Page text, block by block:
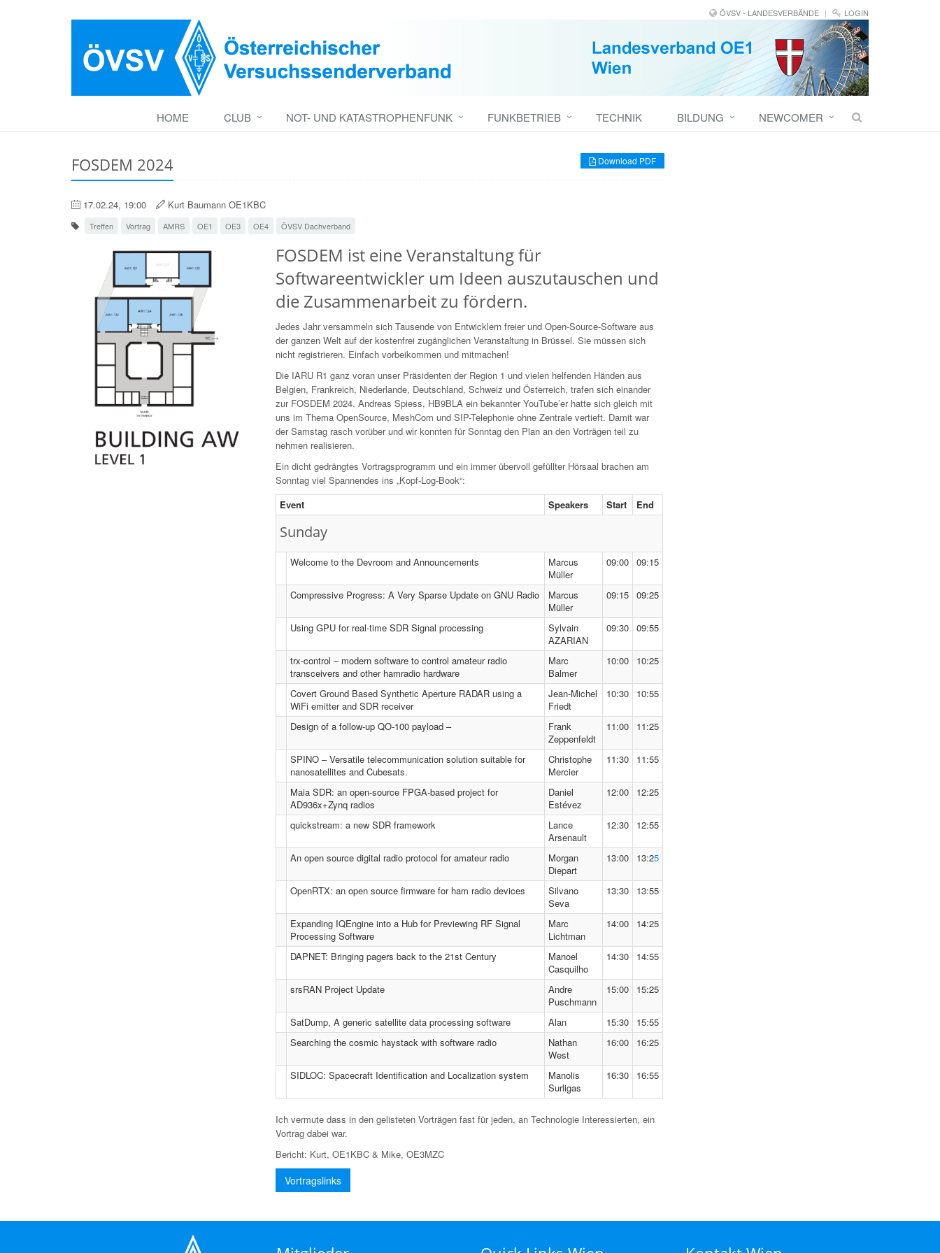
ÖVSV - LANDESVERBÄNDE LOGIN
HOME CLUB NOT- UND KATASTROPHENFUNK FUNKBETRIEB TECHNIK BILDUNG NEWCOMER
Download PDF
FOSDEM 2024
17.02.24, 19:00 Kurt Baumann OE1KBC
Treffen Vortrag AMRS OE1 OE3 OE4 ÖVSV Dachverband
FOSDEM ist eine Veranstaltung für
Softwareentwickler um Ideen auszutauschen und
die Zusammenarbeit zu fördern.
Jedes Jahr versammeln sich Tausende von Entwicklern freier und Open-Source-Software aus
der ganzen Welt auf der kostenfrei zugänglichen Veranstaltung in Brüssel. Sie müssen sich
nicht registrieren. Einfach vorbeikommen und mitmachen!
Die IARU R1 ganz voran unser Präsidenten der Region 1 und vielen helfenden Händen aus
Belgien, Frankreich, Niederlande, Deutschland, Schweiz und Österreich, trafen sich einander
zur FOSDEM 2024. Andreas Spiess, HB9BLA ein bekannter YouTube’er hatte sich gleich mit
uns im Thema OpenSource, MeshCom und SIP-Telephonie ohne Zentrale vertieft. Damit war
der Samstag rasch vorüber und wir konnten für Sonntag den Plan an den Vorträgen teil zu
nehmen realisieren.
Ein dicht gedrängtes Vortragsprogramm und ein immer übervoll gefüllter Hörsaal brachen am
Sonntag viel Spannendes ins „Kopf-Log-Book“:
Event
Speakers Start End
Sunday
Welcome to the Devroom and Announcements
Marcus
Müller
09:00 09:15
Compressive Progress: A Very Sparse Update on GNU Radio
Marcus
Müller
09:15 09:25
Using GPU for real-time SDR Signal processing
Sylvain
AZARIAN
09:30 09:55
trx-control – modern software to control amateur radio
transceivers and other hamradio hardware
Marc
Balmer
10:00 10:25
Covert Ground Based Synthetic Aperture RADAR using a
WiFi emitter and SDR receiver
Jean-Michel
Friedt
10:30 10:55
Design of a follow-up QO-100 payload –
Frank
Zeppenfeldt
11:00 11:25
SPINO – Versatile telecommunication solution suitable for
nanosatellites and Cubesats.
Christophe
Mercier
11:30 11:55
Maia SDR: an open-source FPGA-based project for
AD936x+Zynq radios
Daniel
Estévez
12:00 12:25
quickstream: a new SDR framework
Lance
Arsenault
12:30 12:55
An open source digital radio protocol for amateur radio
Morgan
Diepart
13:00 13:25
OpenRTX: an open source firmware for ham radio devices
Silvano
Seva
13:30 13:55
Expanding IQEngine into a Hub for Previewing RF Signal
Processing Software
Marc
Lichtman
14:00 14:25
DAPNET: Bringing pagers back to the 21st Century
Manoel
Casquilho
14:30 14:55
srsRAN Project Update
Andre
Puschmann
15:00 15:25
SatDump, A generic satellite data processing software Alan 15:30
15:55
Searching the cosmic haystack with software radio
Nathan
West
16:00 16:25
SIDLOC: Spacecraft Identification and Localization system
Manolis
Surligas
16:30 16:55
Ich vermute dass in den gelisteten Vorträgen fast für jeden, an Technologie Interessierten, ein
Vortrag dabei war.
Bericht: Kurt, OE1KBC & Mike, OE3MZC
Vortragslinks